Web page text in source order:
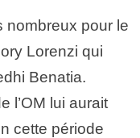
nombreux pour le
Lorenzi qui
Benatia.
l’OM lui aurait
cette période